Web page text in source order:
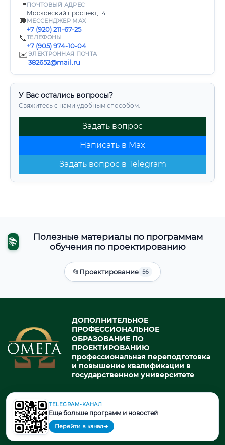
📍 ПОЧТОВЫЙ АДРЕС
Московский проспект, 14
💬 МЕССЕНДЖЕР MAX
+7 (920) 211-67-25
📞ТЕЛЕФОНЫ
+7 (905) 974-10-04
✉️ЭЛЕКТРОННАЯ ПОЧТА
382652@mail.ru
У Вас остались вопросы?
Свяжитесь с нами удобным способом:
Задать вопрос
Написать в Max
Задать вопрос в Telegram
📚
Полезные материалы по программам
обучения по проектированию
📂Проектирование 56
ДОПОЛНИТЕЛЬНОЕ
ПРОФЕССИОНАЛЬНОЕ
ОБРАЗОВАНИЕ ПО
ПРОЕКТИРОВАНИЮ
профессиональная переподготовка
и повышение квалификации в
государственном университете
© 2026. При использовании материалов портала активная ссылка
на источник обязательна.
TELEGRAM-КАНАЛ
Еще больше программ и новостей
Перейти в канал➔